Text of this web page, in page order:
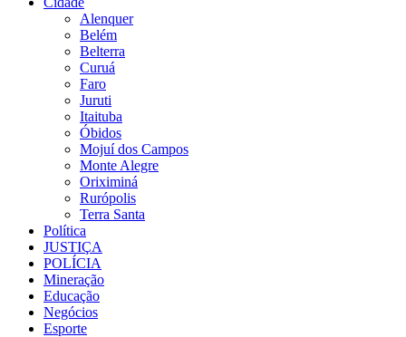
Alenquer
Belém
Belterra
Curuá
Faro
Juruti
Itaituba
Óbidos
Mojuí dos Campos
Monte Alegre
Oriximiná
Rurópolis
Terra Santa
Política
JUSTIÇA
POLÍCIA
Mineração
Educação
Negócios
Esporte